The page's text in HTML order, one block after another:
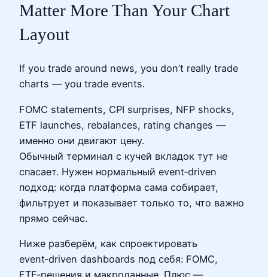
Matter More Than Your Chart
Layout
If you trade around news, you don’t really trade
charts — you trade events.
FOMC statements, CPI surprises, NFP shocks,
ETF launches, rebalances, rating changes —
именно они двигают цену.
Обычный терминал с кучей вкладок тут не
спасает. Нужен нормальный event‑driven
подход: когда платформа сама собирает,
фильтрует и показывает только то, что важно
прямо сейчас.
Ниже разберём, как спроектировать
event‑driven dashboards под себя: FOMC,
ETF‑решения и макроданные. Плюс —